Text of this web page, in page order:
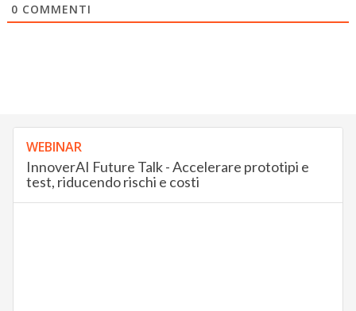
0 COMMENTI
WEBINAR
InnoverAI Future Talk - Accelerare prototipi e
test, riducendo rischi e costi